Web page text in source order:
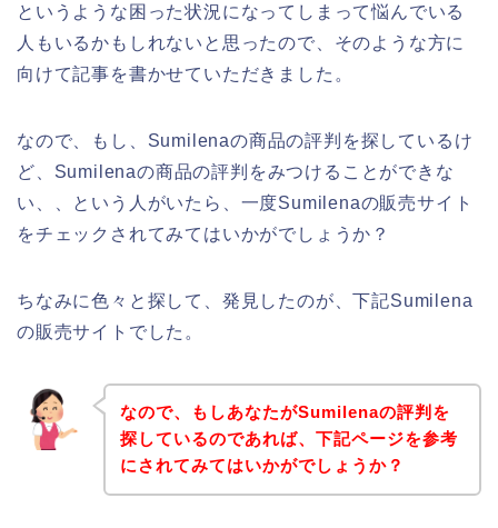
というような困った状況になってしまって悩んでいる
人もいるかもしれないと思ったので、そのような方に
向けて記事を書かせていただきました。
なので、もし、Sumilenaの商品の評判を探しているけ
ど、Sumilenaの商品の評判をみつけることができな
い、、という人がいたら、一度Sumilenaの販売サイト
をチェックされてみてはいかがでしょうか？
ちなみに色々と探して、発見したのが、下記Sumilena
の販売サイトでした。
なので、もしあなたがSumilenaの評判を
探しているのであれば、下記ページを参考
にされてみてはいかがでしょうか？